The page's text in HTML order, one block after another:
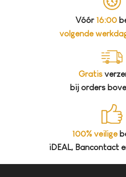
Vóór 16:00
volgende
Gratis
bij orders
100% veilige
iDEAL, Bancontact